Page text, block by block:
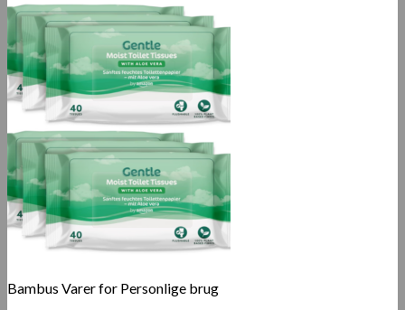
70.00 kr..45.00 kr..
Bambus Varer for Personlige brug